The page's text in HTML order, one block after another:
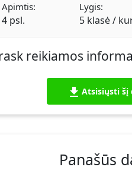
Apimtis:
4 psl.
Lygis:
5 klasė /
reikiamos
Atsisiųsti šį
Panašūs